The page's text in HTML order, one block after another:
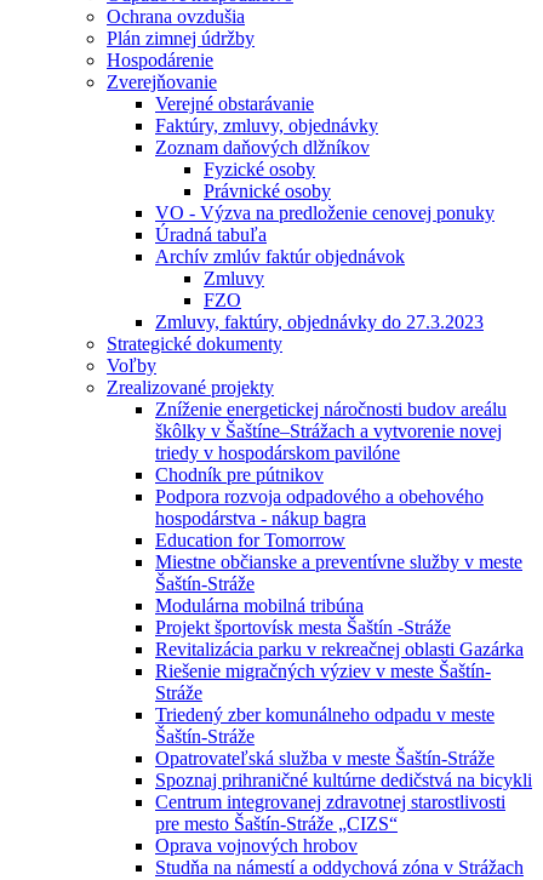
Ochrana ovzdušia
Plán zimnej údržby
Hospodárenie
Zverejňovanie
Verejné obstarávanie
Faktúry, zmluvy, objednávky
Zoznam daňových dlžníkov
Fyzické osoby
Právnické osoby
VO - Výzva na predloženie cenovej ponuky
Úradná tabuľa
Archív zmlúv faktúr objednávok
Zmluvy
FZO
Zmluvy, faktúry, objednávky do 27.3.2023
Strategické dokumenty
Voľby
Zrealizované projekty
Zníženie energetickej náročnosti budov areálu
škôlky v Šaštíne–Strážach a vytvorenie novej
triedy v hospodárskom pavilóne
Chodník pre pútnikov
Podpora rozvoja odpadového a obehového
hospodárstva - nákup bagra
Education for Tomorrow
Miestne občianske a preventívne služby v meste
Šaštín-Stráže
Modulárna mobilná tribúna
Projekt športovísk mesta Šaštín -Stráže
Revitalizácia parku v rekreačnej oblasti Gazárka
Riešenie migračných výziev v meste Šaštín-
Stráže
Triedený zber komunálneho odpadu v meste
Šaštín-Stráže
Opatrovateľská služba v meste Šaštín-Stráže
Spoznaj prihraničné kultúrne dedičstvá na bicykli
Centrum integrovanej zdravotnej starostlivosti
pre mesto Šaštín-Stráže „CIZS“
Oprava vojnových hrobov
Studňa na námestí a oddychová zóna v Strážach